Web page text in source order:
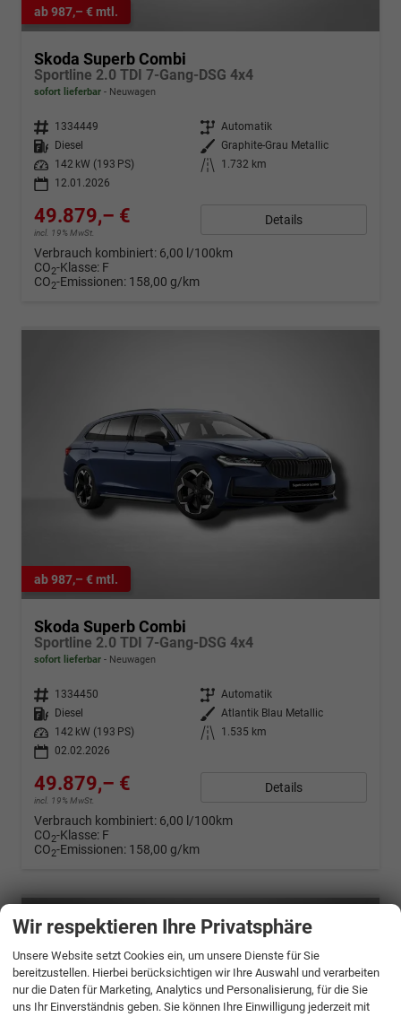
ab 987,– € mtl.
Skoda Superb Combi
Sportline 2.0 TDI 7-Gang-DSG 4x4
sofort lieferbar Neuwagen
Fahrzeugnr. 1334449 Getriebe Automatik
Kraftstoff
Diesel Außenfarbe
Graphite-Grau Metallic
Leistung
142 kW (193 PS) Kilometerstand
1.732 km
12.01.2026
49.879,– €
incl. 19% MwSt.
Details
Verbrauch kombiniert: 6,00 l/100km
CO2-Klasse: F
CO2-Emissionen: 158,00 g/km
ab 987,– € mtl.
Skoda Superb Combi
Sportline 2.0 TDI 7-Gang-DSG 4x4
sofort lieferbar Neuwagen
Fahrzeugnr. 1334450 Getriebe Automatik
Kraftstoff
Diesel Außenfarbe Atlantik Blau Metallic
Leistung
142 kW (193 PS) Kilometerstand
1.535 km
02.02.2026
49.879,– €
incl. 19% MwSt.
Details
Verbrauch kombiniert: 6,00 l/100km
CO2-Klasse: F
CO2-Emissionen: 158,00 g/km
Wir respektieren Ihre Privatsphäre
Unsere Website setzt Cookies ein, um unsere Dienste für Sie
bereitzustellen. Hierbei berücksichtigen wir Ihre Auswahl und verarbeiten
nur die Daten für Marketing, Analytics und Personalisierung, für die Sie
uns Ihr Einverständnis geben. Sie können Ihre Einwilligung jederzeit mit